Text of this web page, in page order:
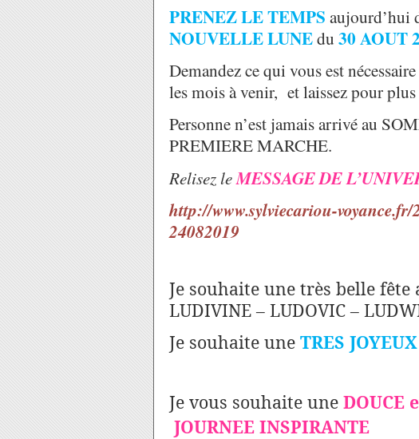
PRENEZ LE TEMPS aujourd’hui
NOUVELLE LUNEdu 30 AOUT
Demandez ce qui vous est
les mois à venir, et laissez pour
Personne n’est jamais arrivé au
PREMIERE MARCHE.
Relisez leMESSAGE DE
http://www.sylviecariou-voyance.fr/
24082019
Je souhaite une très belle fête
LUDIVINE – LUDOVIC –
Je souhaite une TRES
Je vous souhaite une DOUCE
JOURNEE INSPIRANTE